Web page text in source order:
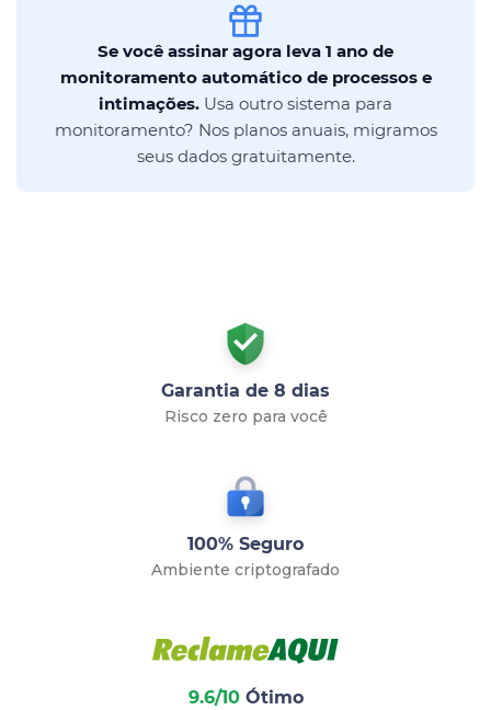
Se você assinar agora leva 1 ano de
monitoramento automático de processos e
intimações. Usa outro sistema para
monitoramento? Nos planos anuais, migramos
seus dados gratuitamente.
Garantia de 8 dias
Risco zero para você
100% Seguro
Ambiente criptografado
9.6/10Ótimo